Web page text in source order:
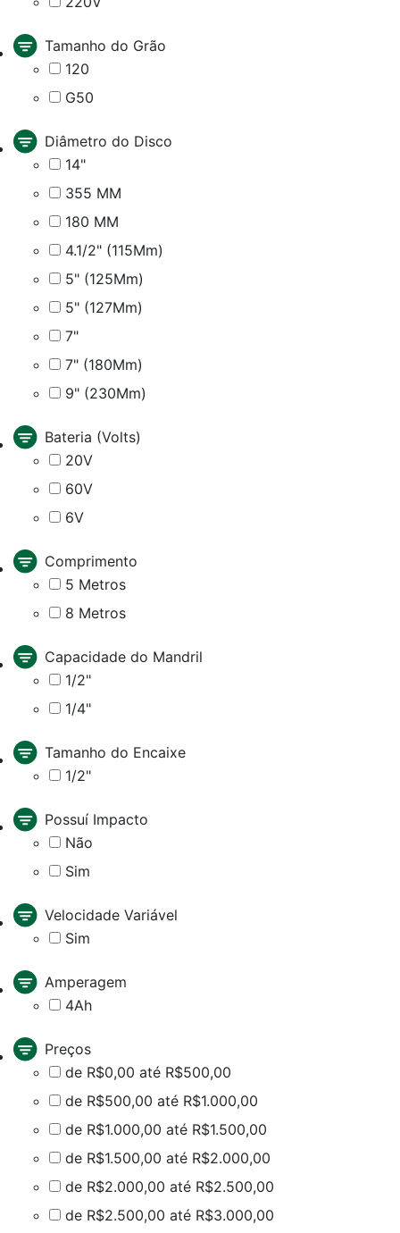
Tamanho do Grão
120
G50
Diâmetro do Disco
14"
355 MM
180 MM
4.1/2" (115Mm)
5" (125Mm)
5" (127Mm)
7"
7" (180Mm)
9" (230Mm)
Bateria (Volts)
20V
60V
6V
Comprimento
5 Metros
8 Metros
Capacidade do Mandril
1/2"
1/4"
Tamanho do Encaixe
1/2"
Possuí Impacto
Não
Sim
Velocidade Variável
Sim
Amperagem
4Ah
Preços
de R$0,00 até R$500,00
de R$500,00 até R$1.000,00
de R$1.000,00 até R$1.500,00
de R$1.500,00 até R$2.000,00
de R$2.000,00 até R$2.500,00
de R$2.500,00 até R$3.000,00